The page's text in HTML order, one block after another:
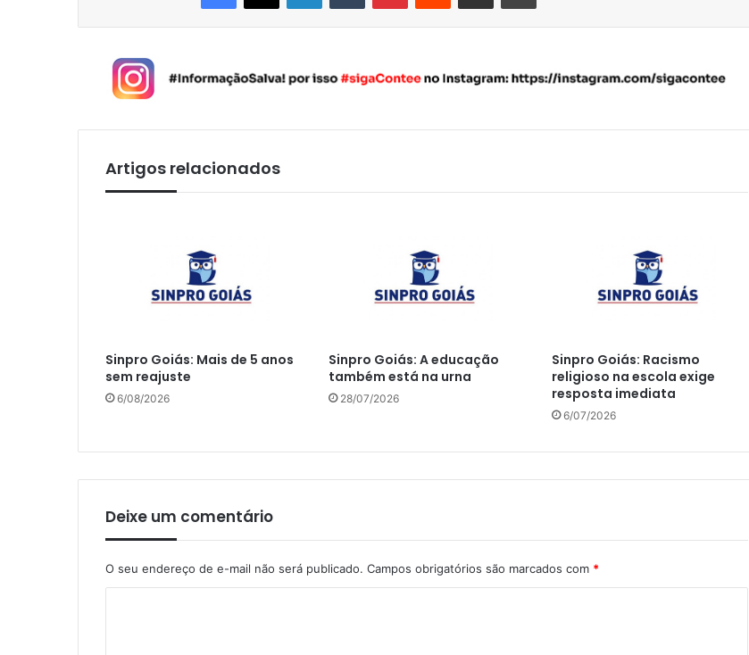
Artigos relacionados
Sinpro Goiás: Mais de 5 anos
sem reajuste
6/08/2026
Sinpro Goiás: A educação
também está na urna
28/07/2026
Sinpro Goiás: Racismo
religioso na escola exige
resposta imediata
6/07/2026
Deixe um comentário
O seu endereço de e-mail não será publicado. Campos obrigatórios são marcados com *